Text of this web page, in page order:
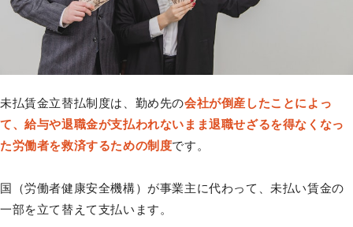
未払賃金立替払制度は、勤め先の会社が倒産したことによっ
て、給与や退職金が支払われないまま退職せざるを得なくなっ
た労働者を救済するための制度です。
国（労働者健康安全機構）が事業主に代わって、未払い賃金の
一部を立て替えて支払います。